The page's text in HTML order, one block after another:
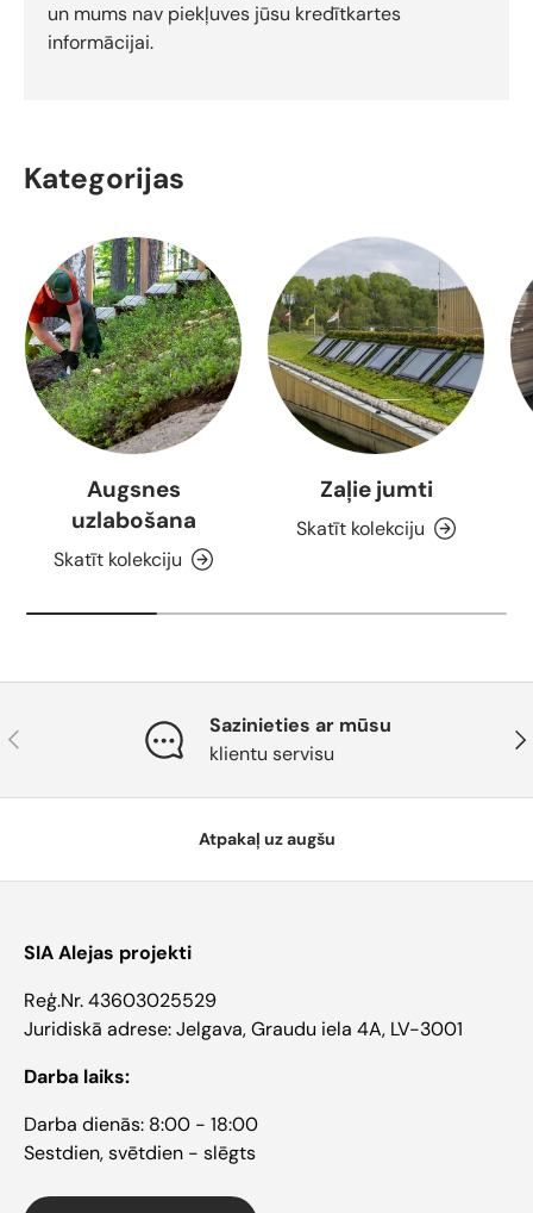
un mums nav piekļuves jūsu kredītkartes
informācijai.
Kategorijas
Augsnes
uzlabošana
Skatīt kolekciju
Zaļie jumti
Skatīt kolekciju
Atpakaļ
Sazinieties ar mūsu
klientu servisu
Atpakaļ uz augšu
SIA Alejas projekti
Reģ.Nr. 43603025529
Juridiskā adrese: Jelgava, Graudu iela 4A, LV-3001
Darba laiks:
Darba dienās: 8:00 - 18:00
Sestdien, svētdien - slēgts